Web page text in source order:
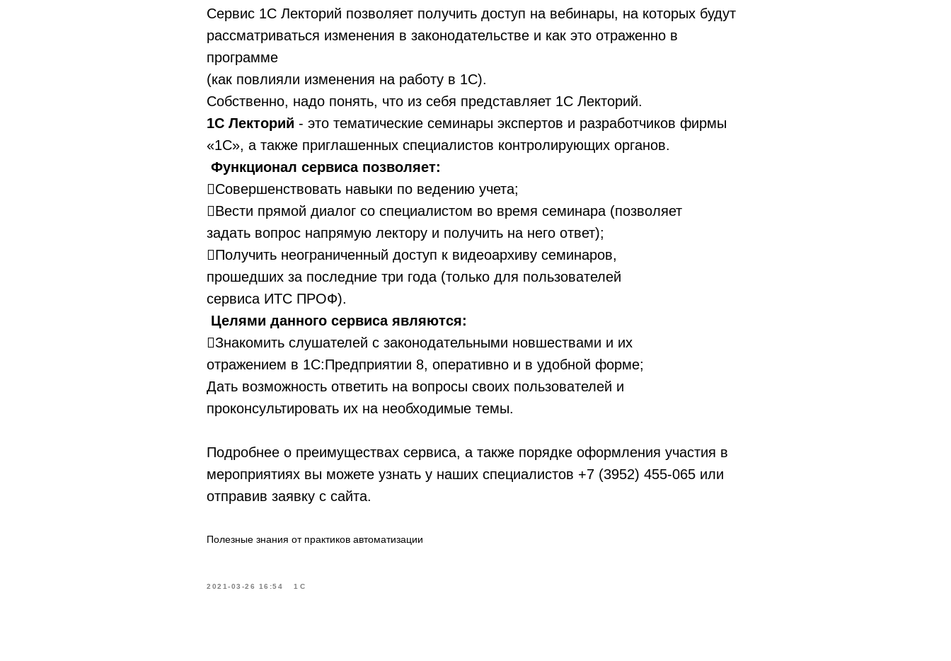
Сервис 1С Лекторий позволяет получить доступ на вебинары, на которых будут
рассматриваться изменения в законодательстве и как это отраженно в
программе
(как повлияли изменения на работу в 1С).
Собственно, надо понять, что из себя представляет 1С Лекторий.
1С Лекторий - это тематические семинары экспертов и разработчиков фирмы
«1С», а также приглашенных специалистов контролирующих органов.
Функционал сервиса позволяет:
Совершенствовать навыки по ведению учета;
Вести прямой диалог со специалистом во время семинара (позволяет
задать вопрос напрямую лектору и получить на него ответ);
Получить неограниченный доступ к видеоархиву семинаров,
прошедших за последние три года (только для пользователей
сервиса ИТС ПРОФ).
Целями данного сервиса являются:
Знакомить слушателей с законодательными новшествами и их
отражением в 1С:Предприятии 8, оперативно и в удобной форме;
Дать возможность ответить на вопросы своих пользователей и
проконсультировать их на необходимые темы.
Подробнее о преимуществах сервиса, а также порядке оформления участия в
мероприятиях вы можете узнать у наших специалистов +7 (3952) 455-065 или
отправив заявку с сайта.
Полезные знания от практиков автоматизации
2021-03-26 16:54 1С